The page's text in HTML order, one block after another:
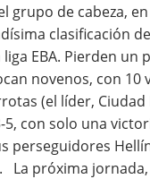
grupo de cabeza,
clasificación
liga EBA. Pierden un
novenos, con 10
(el líder, Ciudad
5, con solo una
perseguidores
La próxima jornada,